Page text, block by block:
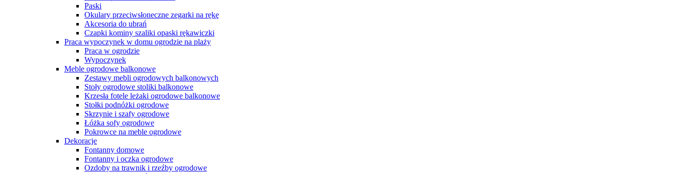
Paski
Okulary przeciwsłoneczne zegarki na rękę
Akcesoria do ubrań
Czapki kominy szaliki opaski rękawiczki
Praca wypoczynek w domu ogrodzie na plaży
Praca w ogrodzie
Wypoczynek
Meble ogrodowe balkonowe
Zestawy mebli ogrodowych balkonowych
Stoły ogrodowe stoliki balkonowe
Krzesła fotele leżaki ogrodowe balkonowe
Stołki podnóżki ogrodowe
Skrzynie i szafy ogrodowe
Łóżka sofy ogrodowe
Pokrowce na meble ogrodowe
Dekoracje
Fontanny domowe
Fontanny i oczka ogrodowe
Ozdoby na trawnik i rzeźby ogrodowe